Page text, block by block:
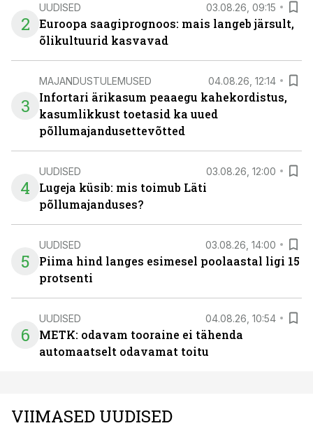
2
UUDISED 03.08.26, 09:15
Euroopa saagiprognoos: mais langeb järsult,
õlikultuurid kasvavad
3
MAJANDUSTULEMUSED 04.08.26, 12:14
Infortari ärikasum peaaegu kahekordistus,
kasumlikkust toetasid ka uued
põllumajandusettevõtted
4
UUDISED 03.08.26, 12:00
Lugeja küsib: mis toimub Läti
põllumajanduses?
5
UUDISED 03.08.26, 14:00
Piima hind langes esimesel poolaastal ligi 15
protsenti
6
UUDISED 04.08.26, 10:54
METK: odavam tooraine ei tähenda
automaatselt odavamat toitu
VIIMASED UUDISED